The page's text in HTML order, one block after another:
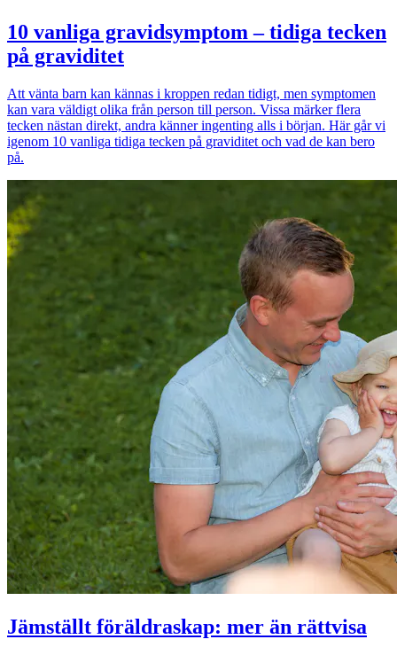
10 vanliga gravidsymptom – tidiga tecken
på graviditet
Att vänta barn kan kännas i kroppen redan tidigt, men symptomen
kan vara väldigt olika från person till person. Vissa märker flera
tecken nästan direkt, andra känner ingenting alls i början. Här går vi
igenom 10 vanliga tidiga tecken på graviditet och vad de kan bero
på.
Jämställt föräldraskap: mer än rättvisa